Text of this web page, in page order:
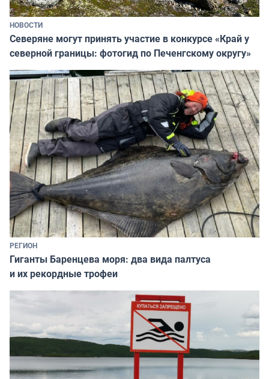
НОВОСТИ
Северяне могут принять участие в конкурсе «Край у
северной границы: фотогид по Печенгскому округу»
РЕГИОН
Гиганты Баренцева моря: два вида палтуса
и их рекордные трофеи